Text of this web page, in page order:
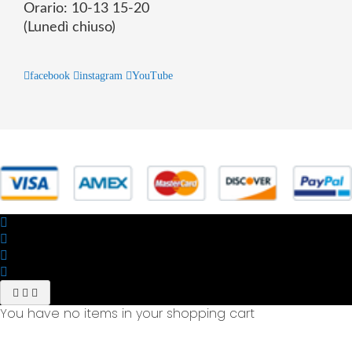
Orario: 10-13 15-20
(Lunedì chiuso)
facebook instagram YouTube
You have no items in your shopping cart